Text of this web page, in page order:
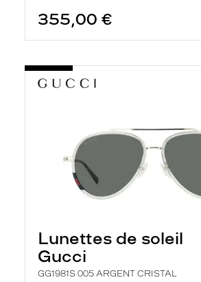
355,00 €
Lunettes de soleil
Gucci
GG1981S 005 ARGENT CRISTAL